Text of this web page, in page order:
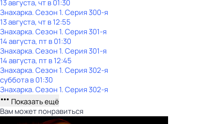
13 августа, чт в 01:30
Знaхaрка. Сезон 1. Серия 300-я
13 августа, чт в 12:55
Знaхaрка. Сезон 1. Серия 301-я
14 августа, пт в 01:30
Знaхaрка. Сезон 1. Серия 301-я
14 августа, пт в 12:45
Знaхaрка. Сезон 1. Серия 302-я
субботав01:30
Знaхaрка. Сезон 1. Серия 302-я
Показать ещё
Вам может понравиться